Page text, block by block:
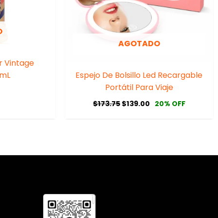
Vintage
AGOTADO
Espejo De Bolsillo Led Recargable
Portátil Para Viaje
$173.75 $139.00 20% OFF